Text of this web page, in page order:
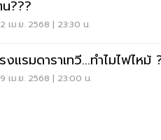
???
เม.ย. 2568 | 23:30 น.
งแรมดาราเทวี...ทำไมไฟไหม้
เม.ย. 2568 | 23:00 น.